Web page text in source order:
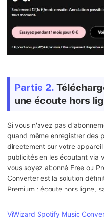
Partie 2.
une écoute hors
Si vous n'avez pas
quand même enregistrer des
directement sur votre
publicités en les écoutant via
vous soyez abonné Free ou
Converter est la solution
Premium : écoute hors ligne,
ViWizard Spotify Music